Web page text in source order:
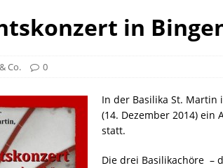
[ 12. Juni 2014 ]
Grasmilben
GESUNDHEIT
[ 26. September 2023 ]
[ 5. Juni 2023 ]
Töpfern am Abend –
ALLGEMEIN
in
Co. 0
In der Basilika St. Martin
(14. Dezember 2014) ein
statt.
Die drei Basilikachöre –